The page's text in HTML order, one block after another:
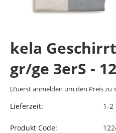
kela
gr/ge 3erS -
[Zuerst anmelden um den Preis zu
Lieferzeit: 1-2
Produkt Code: